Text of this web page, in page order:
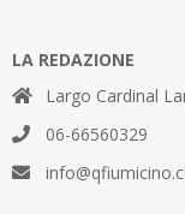
LA REDAZIONE
Largo Cardinal
06-66560329